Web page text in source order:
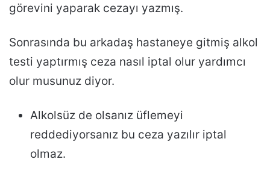
görevini yaparak cezayı yazmış.
Sonrasında bu arkadaş hastaneye gitmiş alkol
testi yaptırmış ceza nasıl iptal olur yardımcı
olur musunuz diyor.
Alkolsüz de olsanız üflemeyi
reddediyorsanız bu ceza yazılır iptal
olmaz.